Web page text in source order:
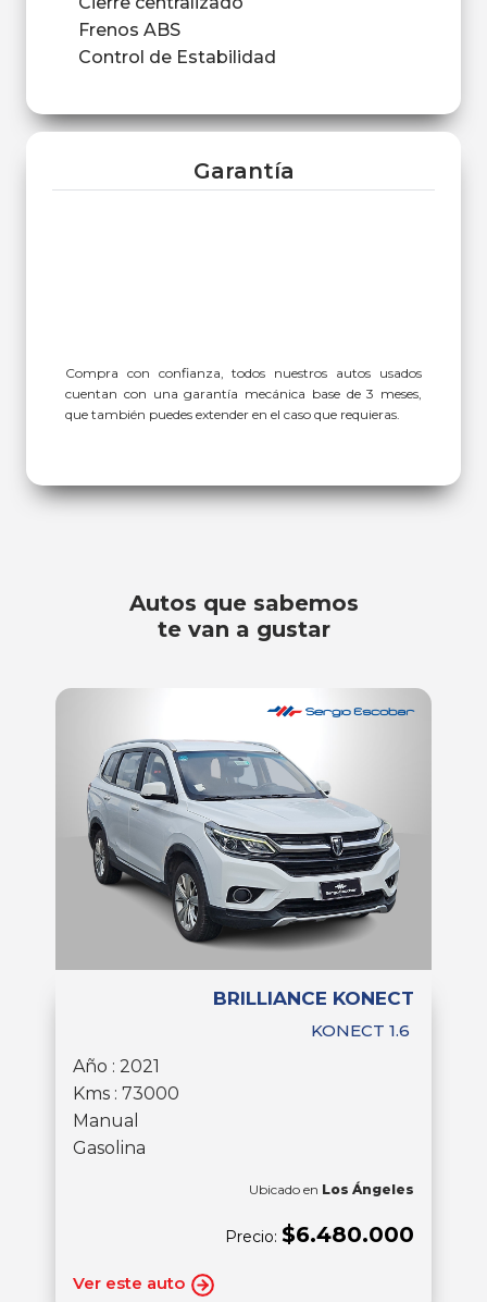
Frenos ABS
Control de Estabilidad
Garantía
Compra con confianza, todos nuestros autos usados
cuentan con una garantía mecánica base de 3 meses,
que también puedes extender en el caso que requieras.
Autos que sabemos
te van a gustar
BRILLIANCE KONECT
KONECT 1.6
Año : 2021
Kms : 73000
Manual
Gasolina
Ubicado en Los Ángeles
Precio: $6.480.000
Ver este auto